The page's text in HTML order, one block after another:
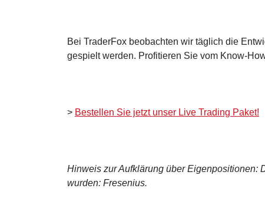
Bei TraderFox beobachten wir täglich die
gespielt werden. Profitieren Sie vom Know-
> Bestellen Sie jetzt unser Live Trading Paket!
Hinweis zur Aufklärung über Eigenpositionen:
wurden: Fresenius.